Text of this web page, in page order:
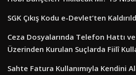
SGK Çıkış Kodu e-Devlet’ten
Ceza Dosyalarında Telefon Hattı
Üzerinden Kurulan Suçlarda Fiilî
Sahte Fatura Kullanımıyla Kendini